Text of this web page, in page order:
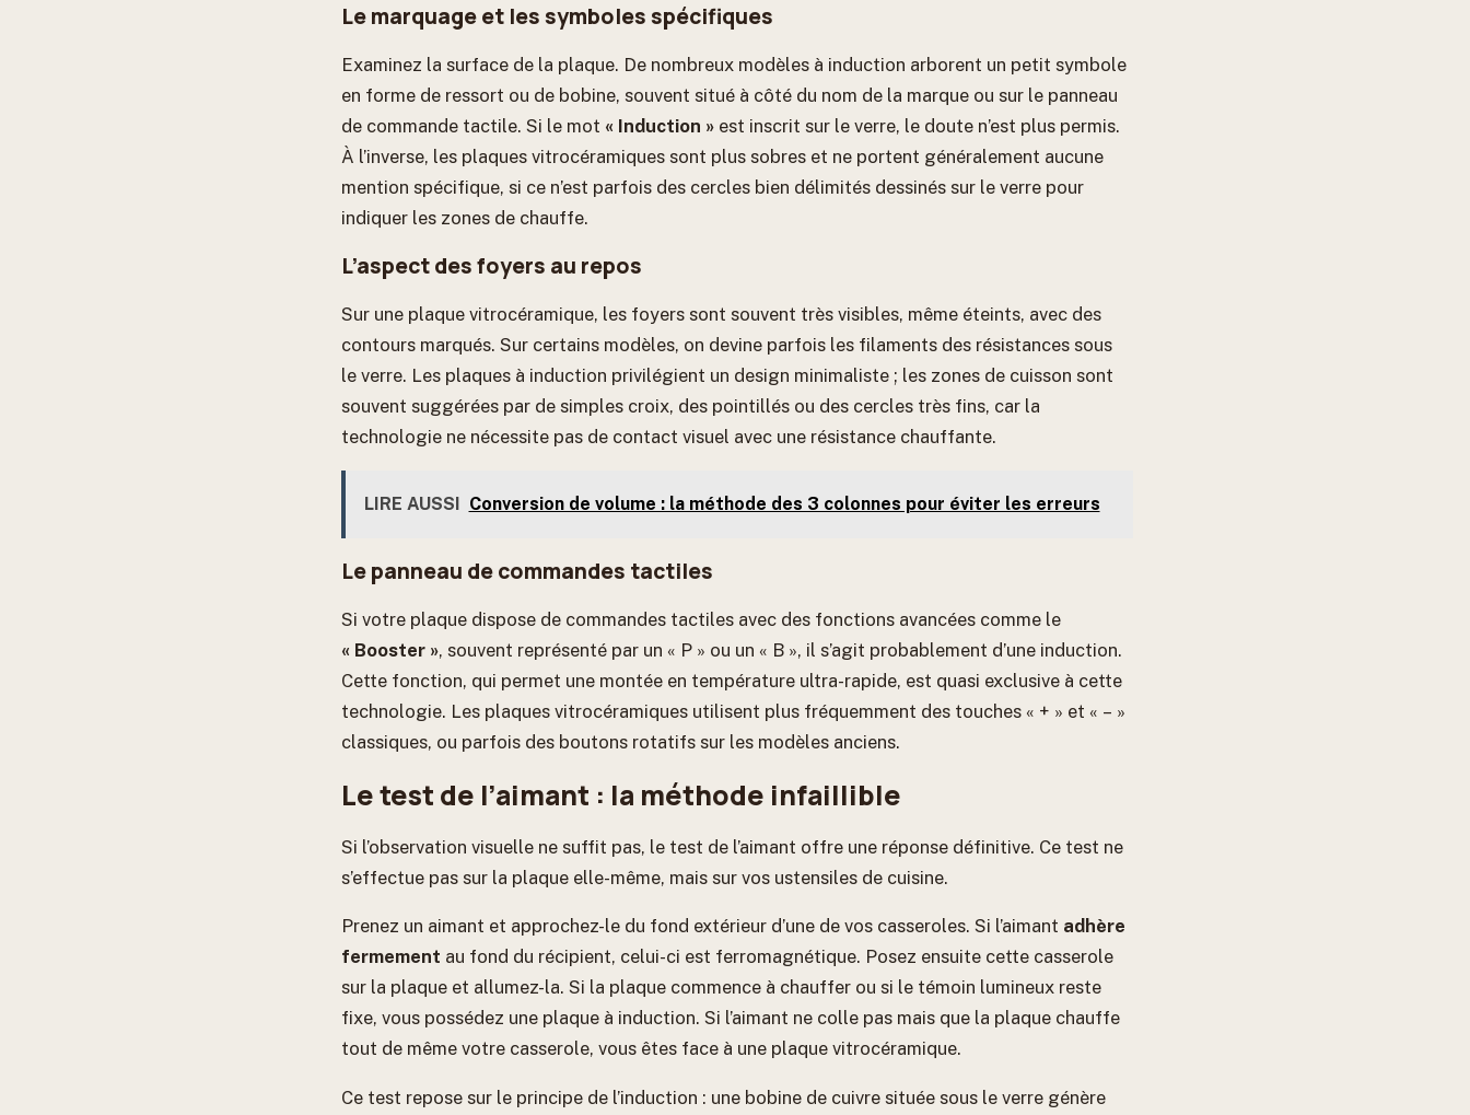
Le marquage et les symboles spécifiques
Examinez la surface de la plaque. De nombreux modèles à induction arborent un petit symbole
en forme de ressort ou de bobine, souvent situé à côté du nom de la marque ou sur le panneau
de commande tactile. Si le mot « Induction » est inscrit sur le verre, le doute n’est plus permis.
À l’inverse, les plaques vitrocéramiques sont plus sobres et ne portent généralement aucune
mention spécifique, si ce n’est parfois des cercles bien délimités dessinés sur le verre pour
indiquer les zones de chauffe.
L’aspect des foyers au repos
Sur une plaque vitrocéramique, les foyers sont souvent très visibles, même éteints, avec des
contours marqués. Sur certains modèles, on devine parfois les filaments des résistances sous
le verre. Les plaques à induction privilégient un design minimaliste ; les zones de cuisson sont
souvent suggérées par de simples croix, des pointillés ou des cercles très fins, car la
technologie ne nécessite pas de contact visuel avec une résistance chauffante.
LIRE AUSSI Conversion de volume : la méthode des 3 colonnes pour éviter les erreurs
Le panneau de commandes tactiles
Si votre plaque dispose de commandes tactiles avec des fonctions avancées comme le
« Booster », souvent représenté par un « P » ou un « B », il s’agit probablement d’une induction.
Cette fonction, qui permet une montée en température ultra-rapide, est quasi exclusive à cette
technologie. Les plaques vitrocéramiques utilisent plus fréquemment des touches « + » et « – »
classiques, ou parfois des boutons rotatifs sur les modèles anciens.
Le test de l’aimant : la méthode infaillible
Si l’observation visuelle ne suffit pas, le test de l’aimant offre une réponse définitive. Ce test ne
s’effectue pas sur la plaque elle-même, mais sur vos ustensiles de cuisine.
Prenez un aimant et approchez-le du fond extérieur d’une de vos casseroles. Si l’aimant adhère
fermement au fond du récipient, celui-ci est ferromagnétique. Posez ensuite cette casserole
sur la plaque et allumez-la. Si la plaque commence à chauffer ou si le témoin lumineux reste
fixe, vous possédez une plaque à induction. Si l’aimant ne colle pas mais que la plaque chauffe
tout de même votre casserole, vous êtes face à une plaque vitrocéramique.
Ce test repose sur le principe de l’induction : une bobine de cuivre située sous le verre génère